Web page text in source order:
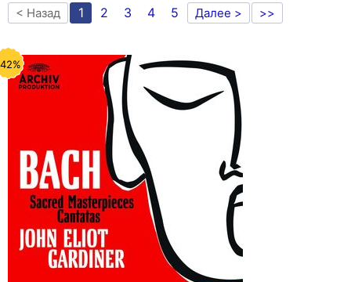
< Назад 1 2 3 4 5 Далее > >>